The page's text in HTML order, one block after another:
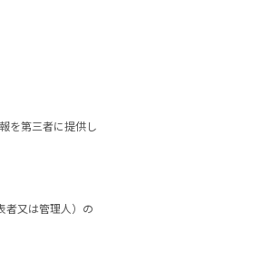
を第三者に提供し
者又は管理人）の